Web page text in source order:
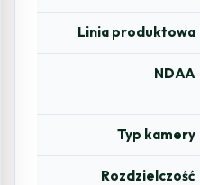
Linia produktowa
NDAA
Typ kamery
Rozdzielczość